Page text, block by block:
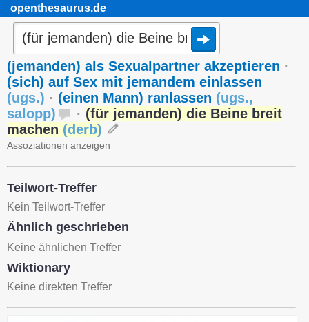
openthesaurus.de
(jemanden) als Sexualpartner akzeptieren ·
(sich) auf Sex mit jemandem einlassen
(ugs.) · (einen Mann) ranlassen (ugs.,
salopp) · (für jemanden) die Beine breit
machen (derb)
Assoziationen anzeigen
Teilwort-Treffer
Kein Teilwort-Treffer
Ähnlich geschrieben
Keine ähnlichen Treffer
Wiktionary
Keine direkten Treffer